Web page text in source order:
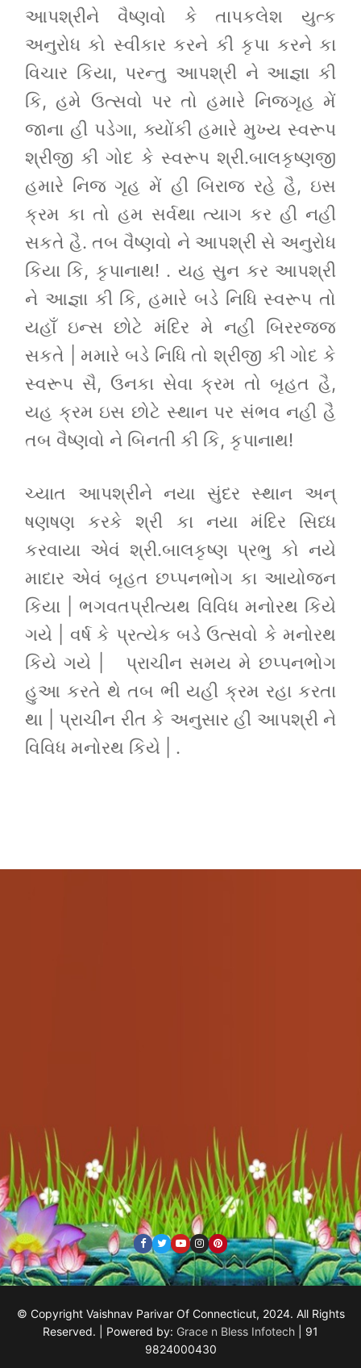
આપશ્રીને વૈષ્ણવો કે તાપકલેશ યુત્ક
અનુરોધ કો સ્વીકાર કરને કી કૃપા કરને કા
વિચાર કિયા, પરન્તુ આપશ્રી ને આજ્ઞા કી
કિ, હમે ઉત્સવો પર તો હમારે નિજગૃહ મેં
જાના હી પડેગા, ક્યોંકી હમારે મુખ્ય સ્વરૂપ
શ્રીજી કી ગોદ કે સ્વરૂપ શ્રી.બાલકૃષ્ણજી
હમારે નિજ ગૃહ મેં હી બિરાજ રહે હૈ, ઇસ
ક્રમ કા તો હમ સર્વથા ત્યાગ કર હી નહી
સકતે હૈ. તબ વૈષ્ણવો ને આપશ્રી સે અનુરોધ
કિયા કિ, કૃપાનાથ! . યહ સુન કર આપશ્રી
ને આજ્ઞા કી કિ, હમારે બડે નિધિ સ્વરૂપ તો
યહાઁ ઇન્સ છોટે મંદિર મે નહી બિરરજજ
સકતે | મમારે બડે નિધિ તો શ્રીજી કી ગોદ કે
સ્વરૂપ સૈ, ઉનકા સેવા ક્રમ તો બૃહત હૈ,
યહ ક્રમ ઇસ છોટે સ્થાન પર સંભવ નહી હૈ
તબ વૈષ્ણવો ને બિનતી કી કિ, કૃપાનાથ!
ચ્યાત આપશ્રીને નયા સુંદર સ્થાન અન્
ષણષણ કરકે શ્રી કા નયા મંદિર સિધ્ધ
કરવાયા એવં શ્રી.બાલકૃષ્ણ પ્રભુ કો નયે
માદાર એવં બૃહત છપ્પનભોગ કા આયોજન
કિયા | ભગવતપ્રીત્યથ વિવિધ મનોરથ કિયે
ગયે | વર્ષ કે પ્રત્યેક બડે ઉત્સવો કે મનોરથ
કિયે ગયે | પ્રાચીન સમય મે છપ્પનભોગ
હુઆ કરતે થે તબ ભી યહી ક્રમ રહા કરતા
થા | પ્રાચીન રીત કે અનુસાર હી આપશ્રી ને
વિવિધ મનોરથ કિયે | .
© Copyright Vaishnav Parivar Of Connecticut, 2024. All Rights
Reserved. | Powered by: Grace n Bless Infotech | 91
9824000430